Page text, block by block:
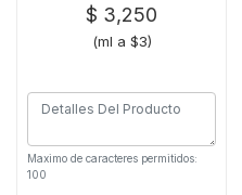
$ 3,250
(ml a $3)
Maximo de caracteres permitidos:
100